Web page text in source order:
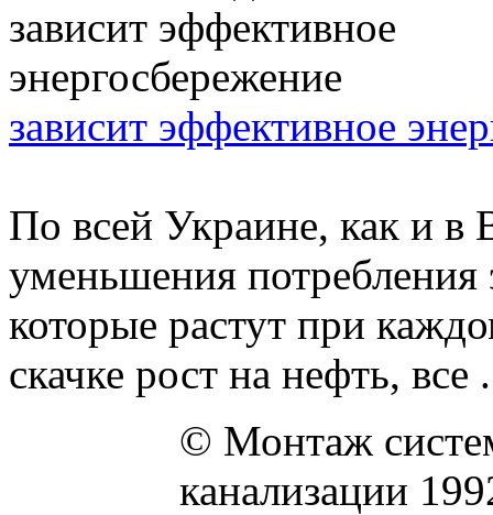
зависит эффективное
По всей Украине, как и в
уменьшения потребления
которые растут при
скачке рост на нефть, все
© Монтаж
канализации